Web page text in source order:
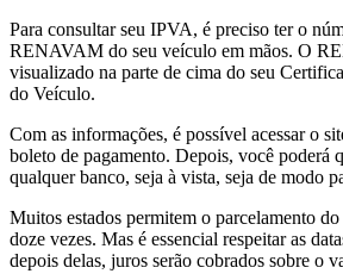
Para consultar seu IPVA, é preciso ter o
RENAVAM do seu veículo em mãos. O
visualizado na parte de cima do seu
do Veículo.
Com as informações, é possível acessar o
boleto de pagamento. Depois, você poderá
qualquer banco, seja à vista, seja de modo
Muitos estados permitem o parcelamento
doze vezes. Mas é essencial respeitar as
depois delas, juros serão cobrados sobre o